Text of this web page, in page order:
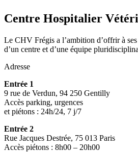
Centre Hospitalier
Le CHV Frégis a l’ambition d’offrir à ses
d’un centre et d’une équipe
Adresse
Entrée 1
9 rue de Verdun, 94 250 Gentilly
Accès parking, urgences
et piétons : 24h/24, 7 j/7
Entrée 2
Rue Jacques Destrée, 75 013 Paris
Accès piétons : 8h00 – 20h00